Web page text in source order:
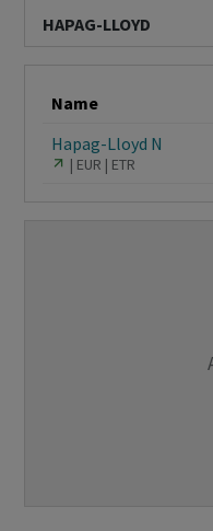
HAPAG-LLOYD
Name
Hapag-Lloyd N
EUR ETR